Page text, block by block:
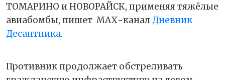
ТОМАРИНО и НОВОРАЙСК, применяя тяжёлые
авиабомбы, пишет МАХ-канал Дневник
Десантника.
Противник продолжает обстреливать